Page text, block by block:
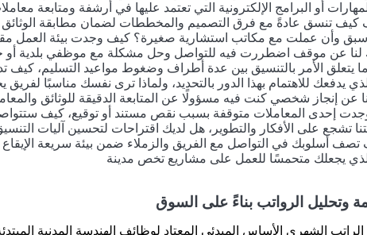
أو البرامج الإلكترونية التي تعتمد عليها في أرشفة ومتابعة
تنسق عادةً مع فرق التصميم والمخططات لضمان مطابقة الوثائق
وأن عملت مع مكاتب استشارية صغيرة؟ كيف وجدت بيئة العمل
لنا عن موقف اضطررت فيه للتواصل وحل مشكلة مع موظفي بلدية أو
يتعلق الأمر بالتنسيق بين عدة أطراف وضغوط مواعيد التسليم، كيف
يدفعك للاهتمام بهذا الدور بالتحديد، ولماذا ترى نفسك مناسبًا
عن إنجاز شخصي كنت فيه مسؤولًا عن المتابعة الدقيقة للوثائق
وجدت إحدى المعاملات متوقفة بسبب نقص مستند أو توقيع، كيف
تشجع على الأفكار والتطوير، هل لديك اقتراحات لتحسين آليات
أسلوبك في التواصل مع الفريق والزملاء ضمن بيئة سريعة الإيقاع
يجعلك متحمسًا للعمل على مشاريع تخص مدينة
وتحليل الرواتب بناءً على السوق
الشهري الأساس المبدئي المعتاد لوظائف الهندسة المدنية